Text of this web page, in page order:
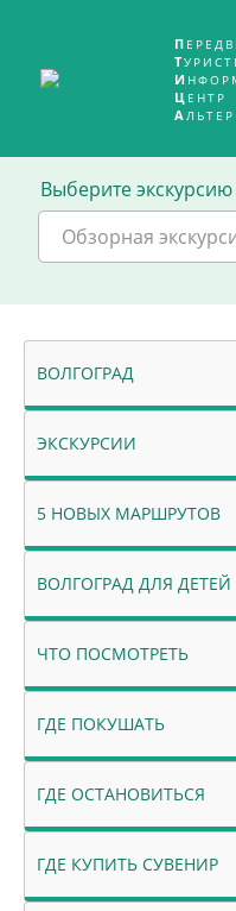
ЦЕНТР
Выберите экскурсию
Обзорная
ВОЛГОГРАД
ЭКСКУРСИИ
5 НОВЫХ МАРШРУТОВ
ВОЛГОГРАД ДЛЯ ДЕТЕЙ
ЧТО ПОСМОТРЕТЬ
ГДЕ ПОКУШАТЬ
ГДЕ ОСТАНОВИТЬСЯ
ГДЕ КУПИТЬ СУВЕНИР